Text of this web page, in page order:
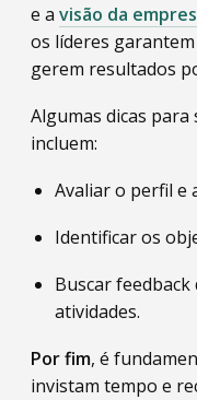
e a visão da
os líderes garantem
gerem resultados
Algumas dicas
incluem:
Avaliar o perfil e
Identificar os
Buscar
atividades.
Por fim, é
invistam tempo e